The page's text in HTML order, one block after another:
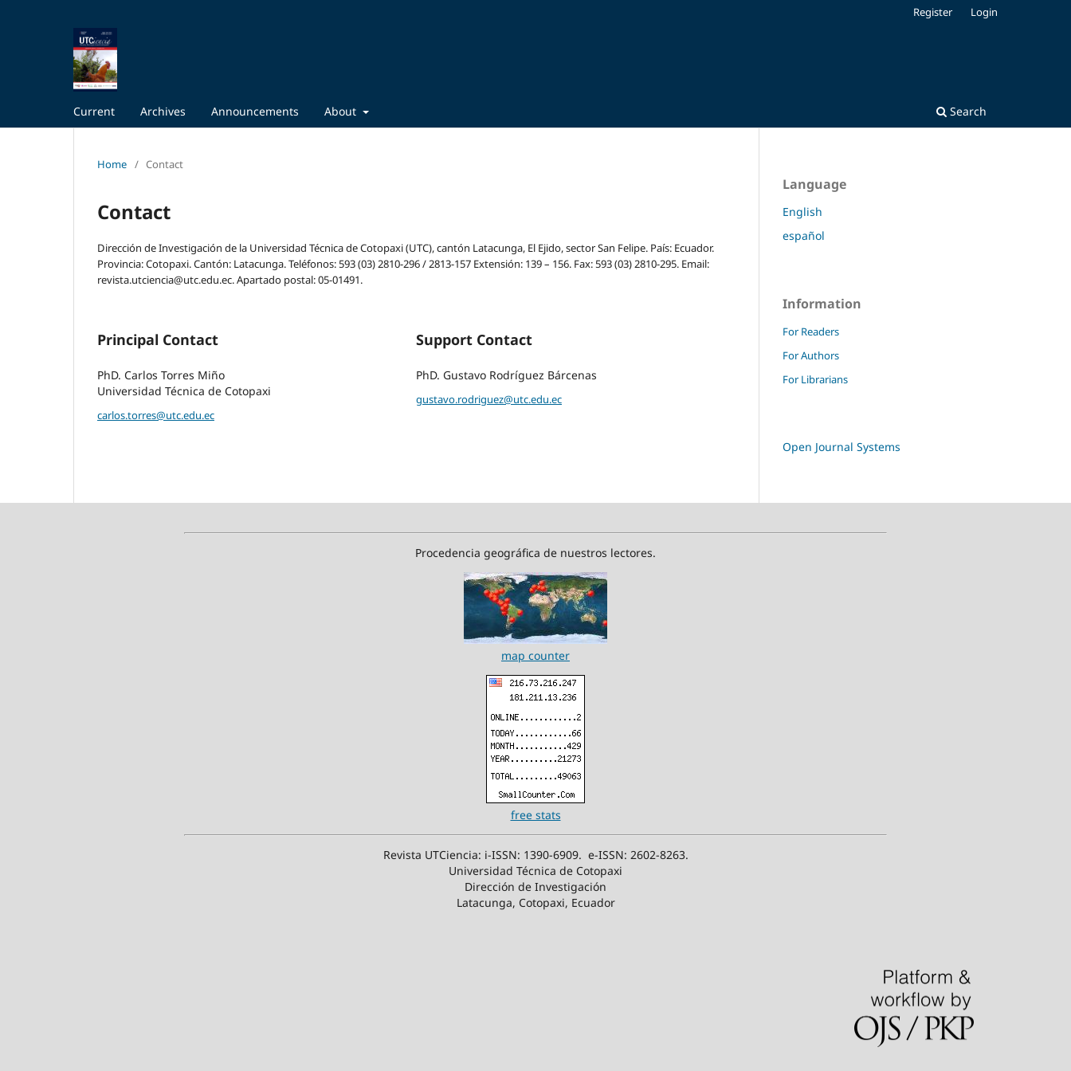
Current Archives Announcements About Search
Register Login
Home / Contact
Contact
Dirección de Investigación de la Universidad Técnica de Cotopaxi (UTC), cantón Latacunga, El Ejido, sector San Felipe. País: Ecuador.
Provincia: Cotopaxi. Cantón: Latacunga. Teléfonos: 593 (03) 2810-296 / 2813-157 Extensión: 139 – 156. Fax: 593 (03) 2810-295. Email:
revista.utciencia@utc.edu.ec. Apartado postal: 05-01491.
Principal Contact
PhD. Carlos Torres Miño
Universidad Técnica de Cotopaxi
carlos.torres@utc.edu.ec
Support Contact
PhD. Gustavo Rodríguez Bárcenas
gustavo.rodriguez@utc.edu.ec
Language
English
español
Information
For Readers
For Authors
For Librarians
Open Journal Systems
Procedencia geográfica de nuestros lectores.
map counter
free stats
Revista UTCiencia: i-ISSN: 1390-6909. e-ISSN: 2602-8263.
Universidad Técnica de Cotopaxi
Dirección de Investigación
Latacunga, Cotopaxi, Ecuador